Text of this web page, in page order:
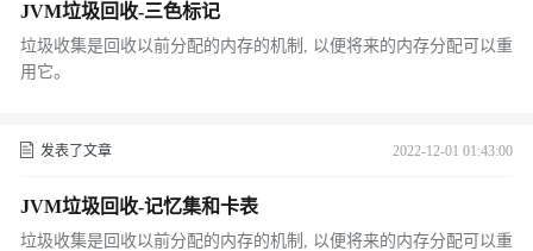
JVM垃圾回收-三色标记
垃圾收集是回收以前分配的内存的机制, 以便将来的内存分配可以重
用它。
发表了文章 2022-12-01 01:43:00
JVM垃圾回收-记忆集和卡表
垃圾收集是回收以前分配的内存的机制, 以便将来的内存分配可以重